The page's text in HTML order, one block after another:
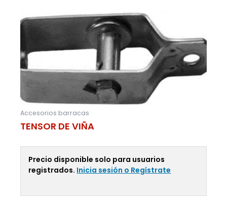
Accesorios barracas
TENSOR DE VIÑA
Precio disponible solo para usuarios
registrados. Inicia sesión o Regístrate